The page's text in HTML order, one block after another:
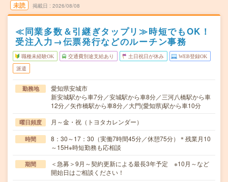
未読 掲載日 2026/08/08
≪同業多数＆引継ぎタップリ≫時短でもOK！
受注入力→伝票発行などのルーチン事務
職種未経験OK 交通費別途支給あり 土日祝日が休み WEB登録OK
派遣
勤務地
愛知県安城市
新安城駅から車7分／安城駅から車8分／三河八橋駅から車
12分／矢作橋駅から車8分／大門(愛知県)駅から車10分
曜日頻度 月～金・祝（トヨタカレンダー）
時間
8：30～17：30（実働7時間45分／休憩75分）＊残業月10
～15H※時短勤務も応相談
期間
＜急募＞9月～契約更新による最長3年予定 ※10月～など
開始日はご相談ください！